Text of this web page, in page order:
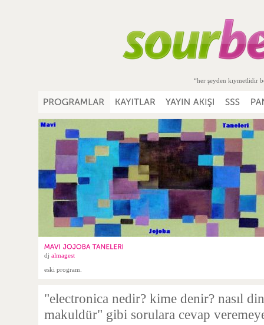
“her şeyden kıymetlidir
dj almagest
eski program.
"electronica nedir? kime denir? nasıl
makuldür" gibi sorulara cevap